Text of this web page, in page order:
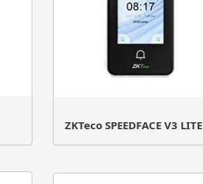
ZKTeco SPEEDFACE V3 LITE